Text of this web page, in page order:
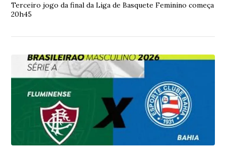
Terceiro jogo da final da Liga de Basquete Feminino começa
20h45